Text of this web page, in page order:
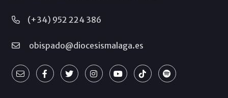
(+34) 952 224 386
obispado@diocesismalaga.es